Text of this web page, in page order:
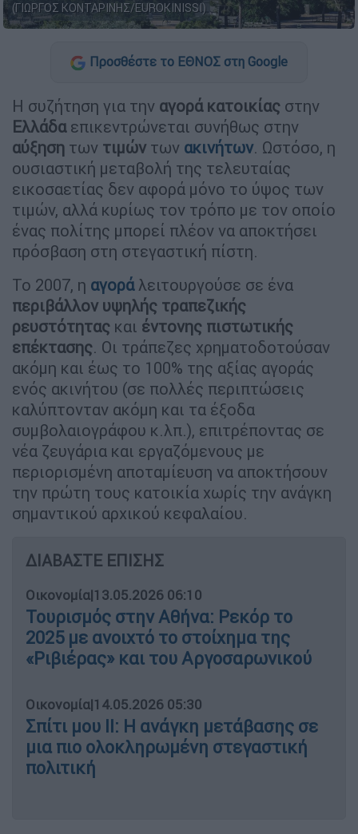
(ΓΙΩΡΓΟΣ ΚΟΝΤΑΡΙΝΗΣ/EUROKINISSI)
Προσθέστε το ΕΘΝΟΣ στη Google
Η συζήτηση για την αγορά κατοικίας στην
Ελλάδαεπικεντρώνεται συνήθως στην
αύξηση των τιμών των ακινήτων. Ωστόσο, η
ουσιαστική μεταβολή της τελευταίας
εικοσαετίας δεν αφορά μόνο το ύψος των
τιμών, αλλά κυρίως τον τρόπο με τον οποίο
ένας πολίτης μπορεί πλέον να αποκτήσει
πρόσβαση στη στεγαστική πίστη.
Το 2007, η αγορά λειτουργούσε σε ένα
περιβάλλον υψηλής τραπεζικής
ρευστότητας και έντονης πιστωτικής
επέκτασης. Οι τράπεζες χρηματοδοτούσαν
ακόμη και έως το 100% της αξίας αγοράς
ενός ακινήτου (σε πολλές περιπτώσεις
καλύπτονταν ακόμη και τα έξοδα
συμβολαιογράφου κ.λπ.), επιτρέποντας σε
νέα ζευγάρια και εργαζόμενους με
περιορισμένη αποταμίευση να αποκτήσουν
την πρώτη τους κατοικία χωρίς την ανάγκη
σημαντικού αρχικού κεφαλαίου.
ΔΙΑΒΑΣΤΕ ΕΠΙΣΗΣ
Οικονομία|13.05.2026 06:10
Τουρισμός στην Αθήνα: Ρεκόρ το
2025 με ανοιχτό το στοίχημα της
«Ριβιέρας» και του Αργοσαρωνικού
Οικονομία|14.05.2026 05:30
Σπίτι μου ΙΙ: Η ανάγκη μετάβασης σε
μια πιο ολοκληρωμένη στεγαστική
πολιτική